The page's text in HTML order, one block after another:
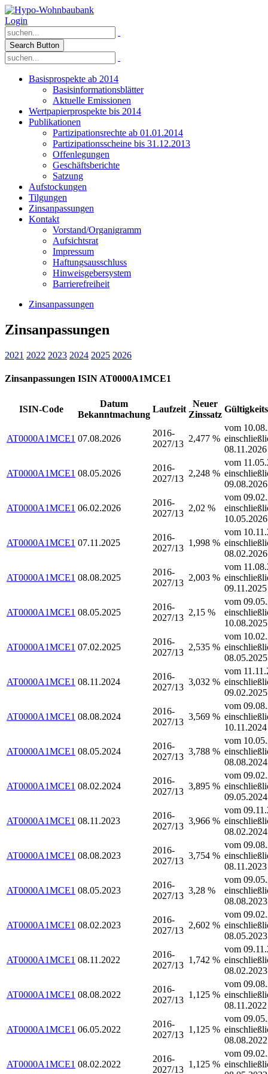
Login
Search Button
Basisprospekte ab 2014
Basisinformationsblätter
Aktuelle Emissionen
Wertpapierprospekte bis 2014
Publikationen
Partizipationsrechte ab 01.01.2014
Partizipationsscheine bis 31.12.2013
Offenlegungen
Geschäftsberichte
Satzung
Aufstockungen
Tilgungen
Zinsanpassungen
Kontakt
Vorstand/Organigramm
Aufsichtsrat
Impressum
Haftungsausschluss
Hinweisgebersystem
Barrierefreiheit
Zinsanpassungen
Zinsanpassungen
2021 2022 2023 2024 2025 2026
Zinsanpassungen ISIN AT0000A1MCE1
ISIN-Code
Datum
Bekanntmachung
Laufzeit
Neuer
Zinssatz
AT0000A1MCE1 07.08.2026
2016-
2027/13
2,477 %
vom
08.11.2026
AT0000A1MCE1 08.05.2026
2016-
2027/13
2,248 %
vom
09.08.2026
AT0000A1MCE1 06.02.2026
2016-
2027/13
2,02 %
vom
10.05.2026
AT0000A1MCE1 07.11.2025
2016-
2027/13
1,998 %
vom
08.02.2026
AT0000A1MCE1 08.08.2025
2016-
2027/13
2,003 %
vom
09.11.2025
AT0000A1MCE1 08.05.2025
2016-
2027/13
2,15 %
vom
10.08.2025
AT0000A1MCE1 07.02.2025
2016-
2027/13
2,535 %
vom
08.05.2025
AT0000A1MCE1 08.11.2024
2016-
2027/13
3,032 %
vom
09.02.2025
AT0000A1MCE1 08.08.2024
2016-
2027/13
3,569 %
vom
10.11.2024
AT0000A1MCE1 08.05.2024
2016-
2027/13
3,788 %
vom
08.08.2024
AT0000A1MCE1 08.02.2024
2016-
2027/13
3,895 %
vom
09.05.2024
AT0000A1MCE1 08.11.2023
2016-
2027/13
3,966 %
vom
08.02.2024
AT0000A1MCE1 08.08.2023
2016-
2027/13
3,754 %
vom
08.11.2023
AT0000A1MCE1 08.05.2023
2016-
2027/13
3,28 %
vom
08.08.2023
AT0000A1MCE1 08.02.2023
2016-
2027/13
2,602 %
vom
08.05.2023
AT0000A1MCE1 08.11.2022
2016-
2027/13
1,742 %
vom
08.02.2023
AT0000A1MCE1 08.08.2022
2016-
2027/13
1,125 %
vom
08.11.2022
AT0000A1MCE1 06.05.2022
2016-
2027/13
1,125 %
vom
08.08.2022
AT0000A1MCE1 08.02.2022
2016-
2027/13
1,125 %
vom